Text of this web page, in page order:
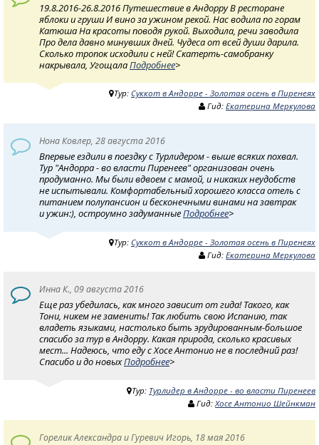
19.8.2016-26.8.2016 Путешествие в Андорру В ресторане
яблоки и груши И вино за ужином рекой. Нас водила по горам
Катюша На красоты поводя рукой. Выходила, речи заводила
Про дела давно минувших дней. Чудеса от всей души дарила.
Сколько тропок исходили с ней! Скатерть-самобранку
накрывала, УгощалаПодробнее>
Тур: Суккот в Андорре - Золотая осень в Пиренеях
Гид: Екатерина Меркулова
Нона Ковлер, 28 августа 2016
Впервые ездили в поездку с Турлидером - выше всяких похвал.
Тур "Андорра - во власти Пиренеев" организован очень
продуманно. Мы были вдвоем с мамой, и никаких неудобств
не испытывали. Комфортабельный хорошего класса отель с
питанием полупансион и бесконечными винами на завтрак
и ужин:), остроумно задуманныеПодробнее>
Тур: Суккот в Андорре - Золотая осень в Пиренеях
Гид: Екатерина Меркулова
Инна К., 09 августа 2016
Еще раз убедилась, как много зависит от гида! Такого, как
Тони, никем не заменить! Так любить свою Испанию, так
владеть языками, настолько быть эрудированным-большое
спасибо за тур в Андорру. Какая природа, сколько красивых
мест... Надеюсь, что еду с Хосе Антонио не в последний раз!
Спасибо и до новыхПодробнее>
Тур: Турлидер в Андорре - во власти Пиренеев
Гид: Хосе Антонио Шейнкман
Горелик Александра и Гуревич Игорь, 18 мая 2016